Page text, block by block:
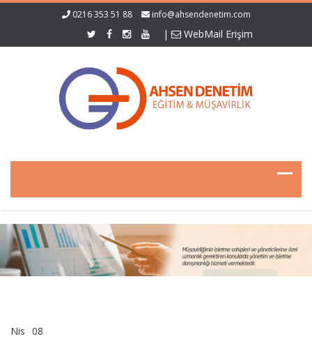
0216 353 51 88 info@ahsendenetim.com
| WebMail Erişim
Nis 08